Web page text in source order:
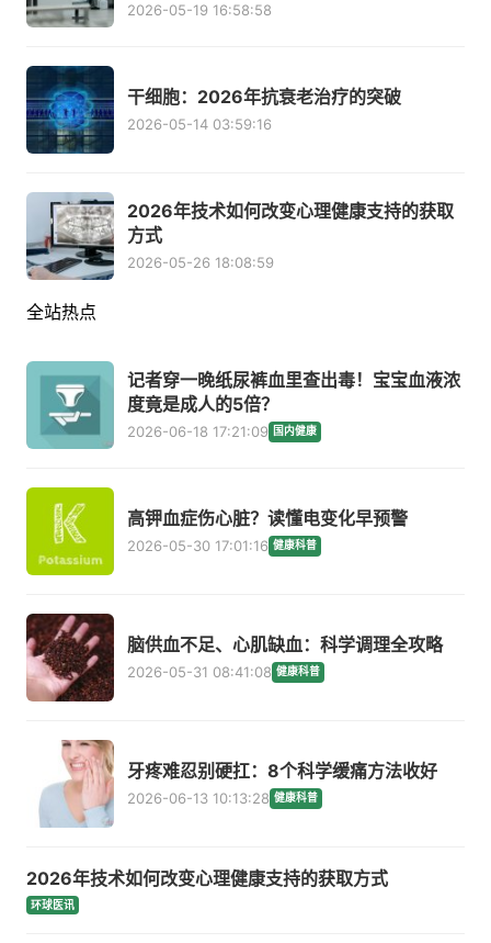
2026-05-19 16:58:58
干细胞：2026年抗衰老治疗的突破
2026-05-14 03:59:16
2026年技术如何改变心理健康支持的获取
方式
2026-05-26 18:08:59
全站热点
记者穿一晚纸尿裤血里查出毒！宝宝血液浓
度竟是成人的5倍？
2026-06-18 17:21:09 国内健康
高钾血症伤心脏？读懂电变化早预警
2026-05-30 17:01:16 健康科普
脑供血不足、心肌缺血：科学调理全攻略
2026-05-31 08:41:08 健康科普
牙疼难忍别硬扛：8个科学缓痛方法收好
2026-06-13 10:13:28 健康科普
2026年技术如何改变心理健康支持的获取方式
环球医讯